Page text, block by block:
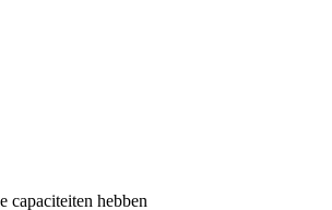
capaciteiten hebben